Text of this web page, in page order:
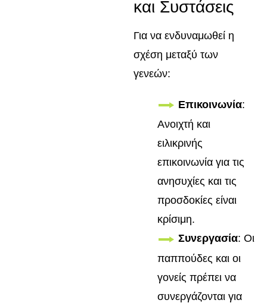
και Συστάσεις
Για να ενδυναμωθεί η
σχέση μεταξύ των
γενεών:
Επικοινωνία:
Ανοιχτή και
ειλικρινής
επικοινωνία για τις
ανησυχίες και τις
προσδοκίες είναι
κρίσιμη.
Συνεργασία: Οι
παππούδες και οι
γονείς πρέπει να
συνεργάζονται για